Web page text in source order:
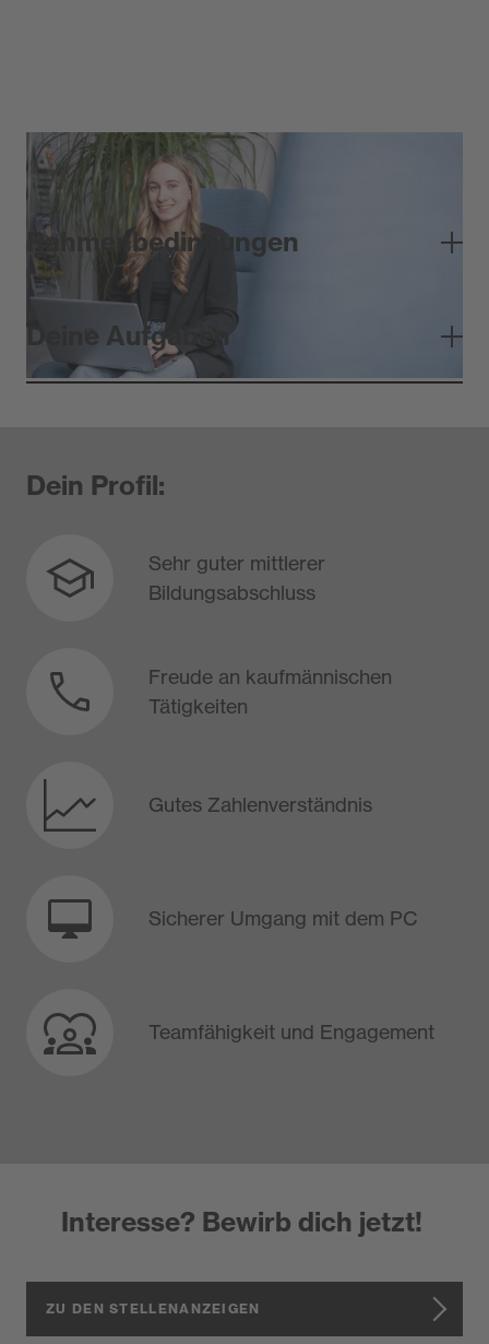
Rahmenbedingungen
Deine Aufgaben
Dein Profil:
​Sehr guter mittlerer
Bildungsabschluss
Freude an kaufmännischen
Tätigkeiten
Gutes Zahlenverständnis
Sicherer Umgang mit dem PC
​Teamfähigkeit und Engagement
Interesse? Bewirb dich jetzt!
ZU DEN STELLENANZEIGEN